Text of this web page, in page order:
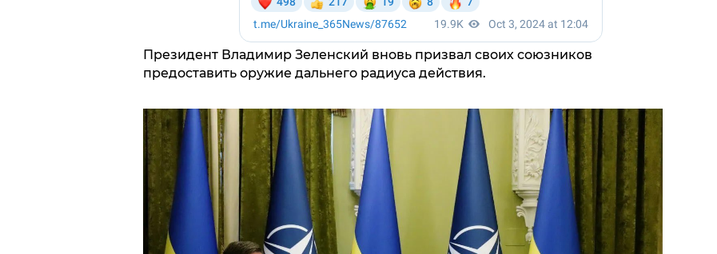
Президент Владимир Зеленский вновь призвал своих союзников
предоставить оружие дальнего радиуса действия.